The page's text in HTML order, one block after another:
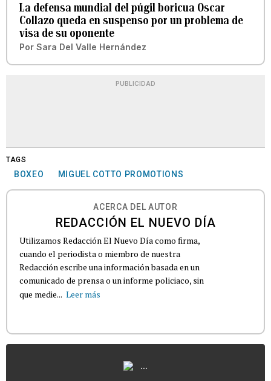
La defensa mundial del púgil boricua Oscar
Collazo queda en suspenso por un problema de
visa de su oponente
Por Sara Del Valle Hernández
PUBLICIDAD
TAGS
BOXEO MIGUEL COTTO PROMOTIONS
ACERCA DEL AUTOR
REDACCIÓN EL NUEVO DÍA
Utilizamos Redacción El Nuevo Día como firma,
cuando el periodista o miembro de nuestra
Redacción escribe una información basada en un
comunicado de prensa o un informe policiaco, sin
que medie... Leer más
...